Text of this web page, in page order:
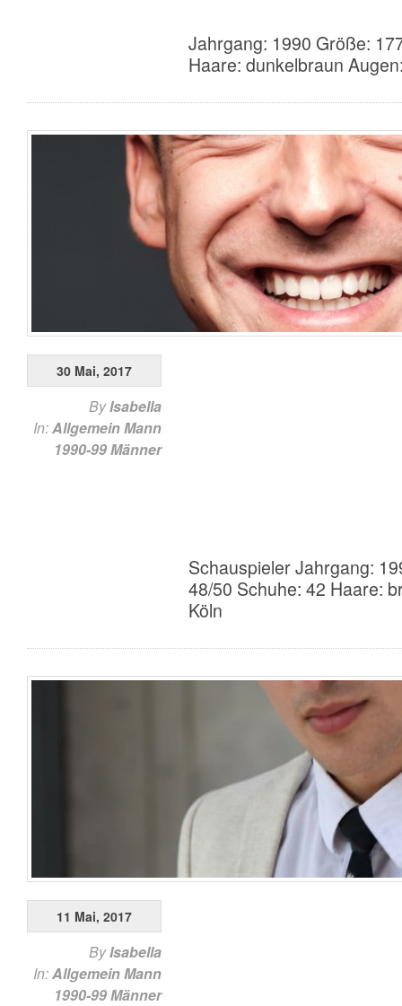
Jahrgang: 1990 Größe:
Haare: dunkelbraun
Schauspieler Jahrgang:
48/50 Schuhe: 42 Haare:
Köln
30 Mai, 2017
ByIsabella
In:AllgemeinMann
1990-99Männer
11 Mai, 2017
ByIsabella
In:AllgemeinMann
1990-99Männer